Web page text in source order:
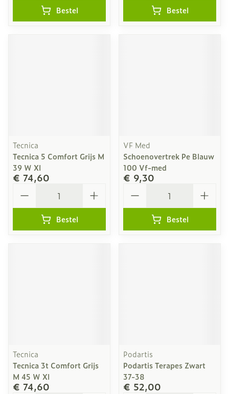
Bestel Bestel
Tecnica
Tecnica 5 Comfort Grijs M
39 W Xl
€ 74,60
Bestel
VF Med
Schoenovertrek Pe Blauw
100 Vf-med
€ 9,30
Bestel
Tecnica
Tecnica 3t Comfort Grijs
M 45 W Xl
€ 74,60
Podartis
Podartis Terapes Zwart
37-38
€ 52,00